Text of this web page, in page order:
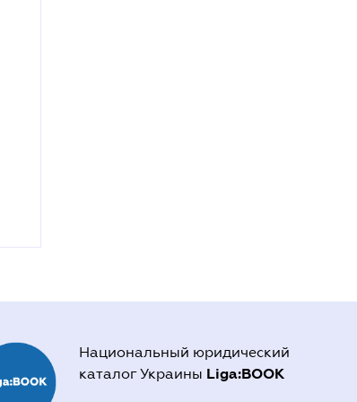
Национальный юридический
каталог Украины Liga:BOOK